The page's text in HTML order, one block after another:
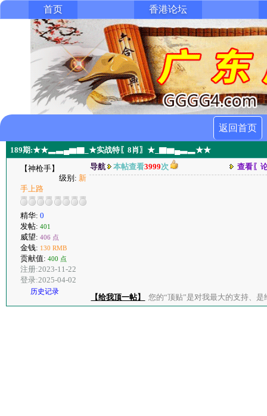
首页 香港论坛
返回首页
189期:★★▂▃▄▆▇_★实战特〖8肖〗★_▇▆▄▃▂★★
【神枪手】
级别: 新
手上路
精华: 0
发帖: 401
威望: 406 点
金钱: 130 RMB
贡献值: 400 点
注册:2023-11-22
登录:2025-04-02
历史记录
导航 本帖查看3999次 查看〖
【给我顶一帖】 您的“顶贴”是对我最大的支持、